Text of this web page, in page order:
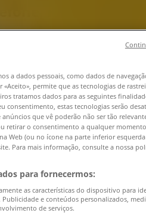
Horário e
a dados pessoais, como dados de
permite que as tecnologias de
tratamos dados para as seguintes
consentimento, estas tecnologias serão
que vê poderão não ser tão
retirar o consentimento a qualquer
Web (ou no ícone na parte inferior
Para mais informação, consulte a nossa
para fornecermos:
as características do dispositivo para
e conteúdos personalizados,
de serviços.